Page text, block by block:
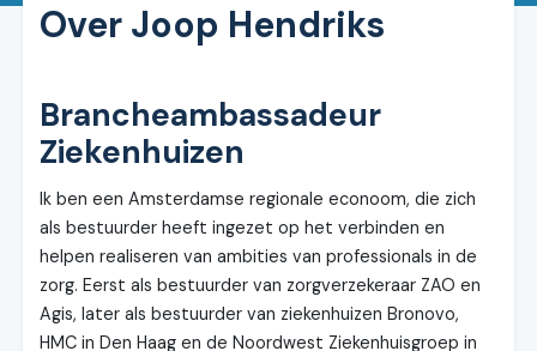
Over Joop Hendriks
Brancheambassadeur
Ziekenhuizen
Ik ben een Amsterdamse regionale econoom, die zich
als bestuurder heeft ingezet op het verbinden en
helpen realiseren van ambities van professionals in de
zorg. Eerst als bestuurder van zorgverzekeraar ZAO en
Agis, later als bestuurder van ziekenhuizen Bronovo,
HMC in Den Haag en de Noordwest Ziekenhuisgroep in